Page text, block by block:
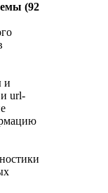
(92
и
url-